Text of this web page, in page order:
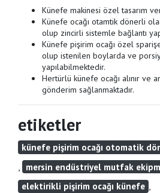
Künefe makinesi özel tasarım
Künefe ocağı otamtik dönerli
olup zincirli sistemle bağlantı
Künefe pişirim ocağı özel
olup istenilen boylarda ve
yapılabilmektedir.
Hertürlü künefe ocağı alınır ve
gönderim sağlanmaktadır.
etiketler
künefe pişirim ocağı otomatik
mersin endüstriyel mutfak
elektirikli pişirim ocağı künefe ,